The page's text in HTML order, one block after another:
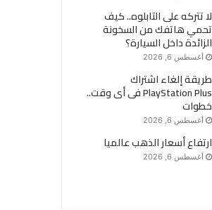
لا تتركه على التابلوه.. كيف
تحمي هاتفك من السخونة
الزائدة داخل السيارة؟
أغسطس 6, 2026
طريقة إلغاء اشتراك
PlayStation Plus فى أى وقت..
خطوات
أغسطس 6, 2026
ارتفاع أسعار الذهب عالميا
أغسطس 6, 2026